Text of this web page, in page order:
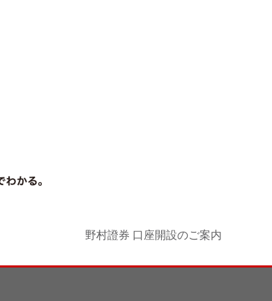
野村證券 口座開設のご案内